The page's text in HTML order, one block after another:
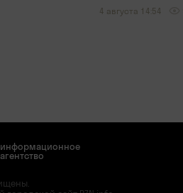
4 августа 14:54
информационное
агентство